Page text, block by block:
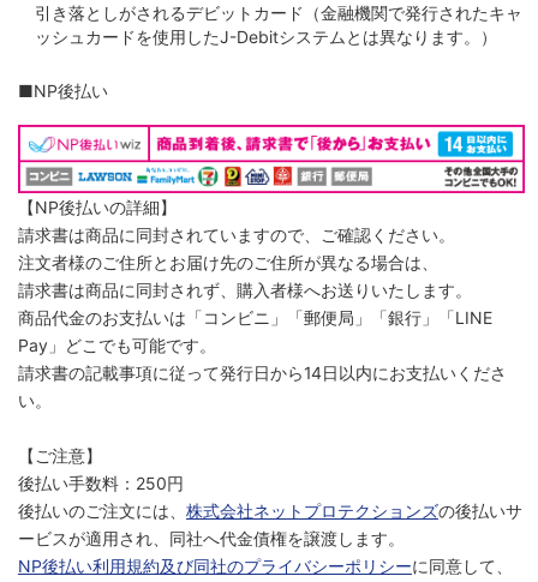
引き落としがされるデビットカード（金融機関で発行されたキャ
ッシュカードを使用したJ-Debitシステムとは異なります。）
■NP後払い
【NP後払いの詳細】
請求書は商品に同封されていますので、ご確認ください。
注文者様のご住所とお届け先のご住所が異なる場合は、
請求書は商品に同封されず、購入者様へお送りいたします。
商品代金のお支払いは「コンビニ」「郵便局」「銀行」「LINE
Pay」どこでも可能です。
請求書の記載事項に従って発行日から14日以内にお支払いくださ
い。
【ご注意】
後払い手数料：250円
後払いのご注文には、 株式会社ネットプロテクションズの後払いサ
ービスが適用され、同社へ代金債権を譲渡します。
NP後払い利用規約及び同社のプライバシーポリシーに同意して、